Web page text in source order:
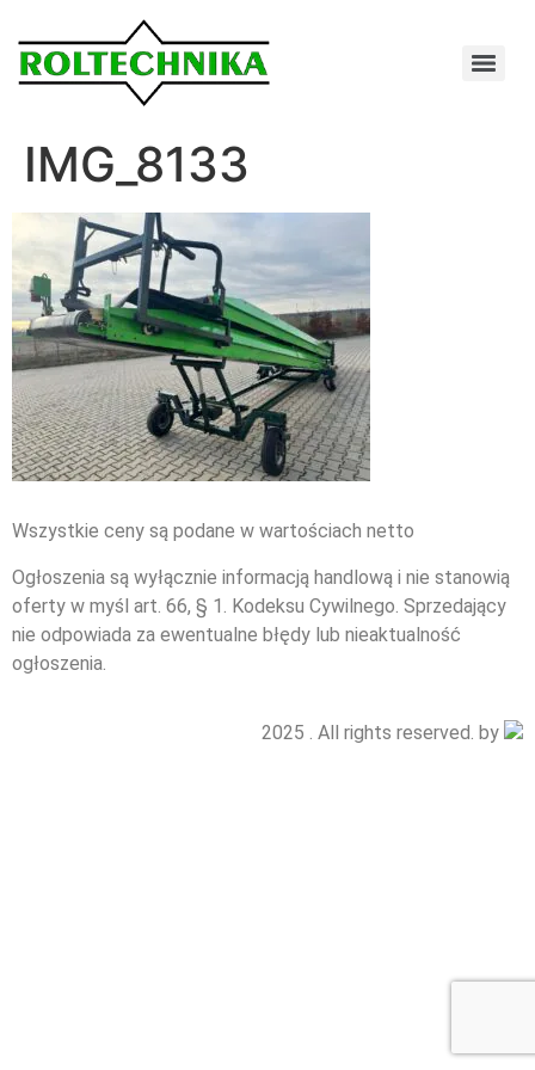
IMG_8133
Wszystkie ceny są podane w wartościach netto
Ogłoszenia są wyłącznie informacją handlową i nie stanowią
oferty w myśl art. 66, § 1. Kodeksu Cywilnego. Sprzedający
nie odpowiada za ewentualne błędy lub nieaktualność
ogłoszenia.
2025 . All rights reserved. by